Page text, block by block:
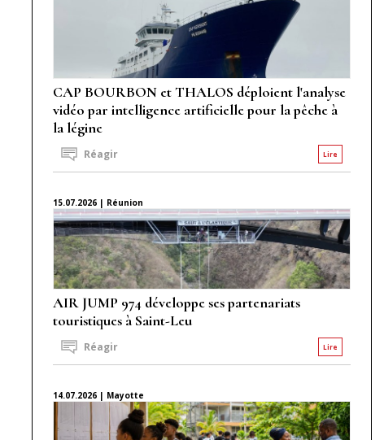
CAP BOURBON et THALOS déploient l'analyse
vidéo par intelligence artificielle pour la pêche à
la légine
Lire
Réagir
15.07.2026 | Réunion
AIR JUMP 974 développe ses partenariats
touristiques à Saint-Leu
Lire
Réagir
14.07.2026 | Mayotte